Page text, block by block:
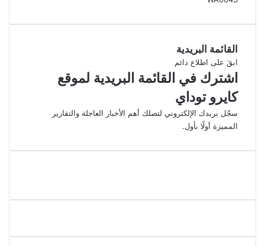
القائمة البريدية
ابقَ على اطلاع دائم
اشترك في القائمة البريدية لموقع
كايرو توداي
سجّل بريدك الإلكتروني لتصلك أهم الأخبار العاجلة والتقارير
المميزة أولًا بأول.